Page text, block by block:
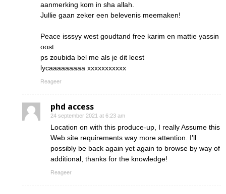
aanmerking kom in sha allah.
Jullie gaan zeker een belevenis meemaken!
Peace isssyy west goudtand free karim en mattie yassin
oost
ps zoubida bel me als je dit leest
lycaaaaaaaaa xxxxxxxxxxx
Reageer
phd access
24 september 2021 at 6:23 am
Location on with this produce-up, I really Assume this
Web site requirements way more attention. I’ll
possibly be back again yet again to browse by way of
additional, thanks for the knowledge!
Reageer